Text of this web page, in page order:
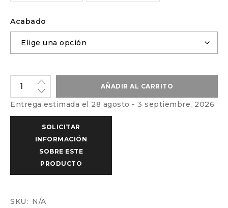
Acabado
AÑADIR AL CARRITO
Entrega estimada el 28 agosto - 3 septiembre, 2026
SKU: N/A